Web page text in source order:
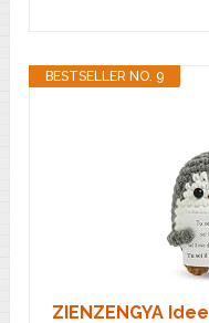
BESTSELLER NO. 9
ZIENZENGYA